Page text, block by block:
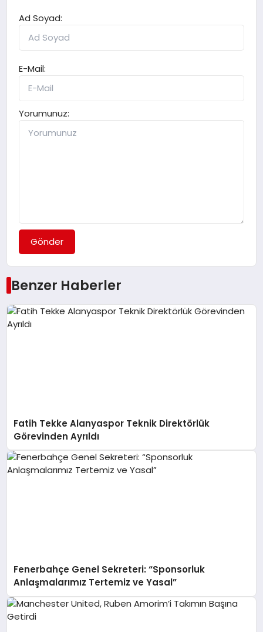
Ad Soyad:
E-Mail:
Yorumunuz:
Gönder
Benzer Haberler
Fatih Tekke Alanyaspor Teknik Direktörlük
Görevinden Ayrıldı
Fenerbahçe Genel Sekreteri: “Sponsorluk
Anlaşmalarımız Tertemiz ve Yasal”